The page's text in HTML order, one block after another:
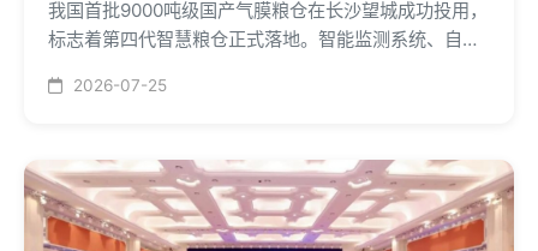
我国首批9000吨级国产气膜粮仓在长沙望城成功投用，
标志着第四代智慧粮仓正式落地。智能监测系统、自动
装行业开辟智慧仓储新市场。
2026-07-25